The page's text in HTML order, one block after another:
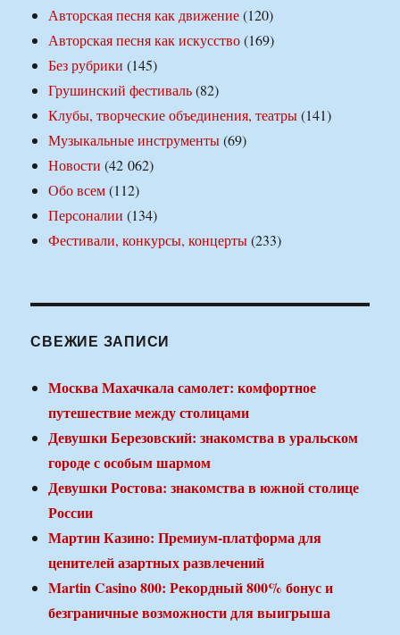
Авторская песня как движение(120)
Авторская песня как искусство(169)
Без рубрики (145)
Грушинский фестиваль(82)
Клубы, творческие объединения, театры(141)
Музыкальные инструменты(69)
Новости (42 062)
Обо всем(112)
Персоналии (134)
Фестивали, конкурсы, концерты(233)
СВЕЖИЕ ЗАПИСИ
Москва Махачкала самолет: комфортное
путешествие между столицами
Девушки Березовский: знакомства в уральском
городе с особым шармом
Девушки Ростова: знакомства в южной столице
России
Мартин Казино: Премиум-платформа для
ценителей азартных развлечений
Martin Casino 800: Рекордный 800% бонус и
безграничные возможности для выигрыша